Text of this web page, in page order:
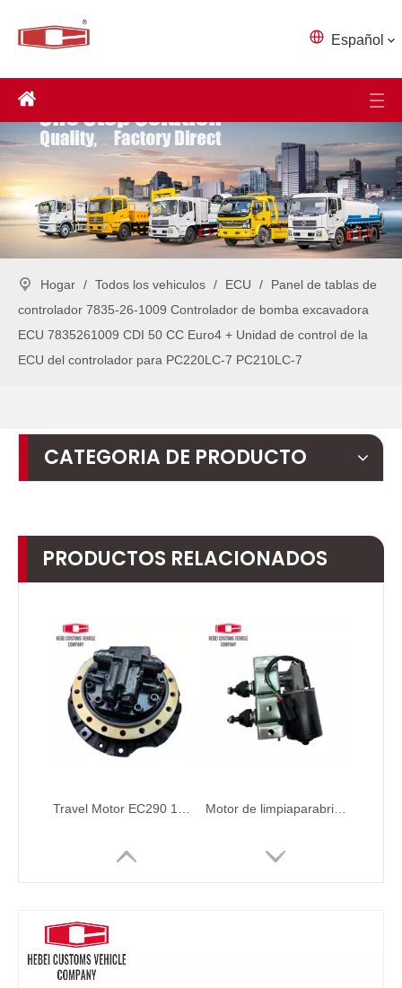
Español
Hogar / Todos los vehiculos / ECU /
Panel de tablas de
controlador 7835-26-1009 Controlador de bomba excavadora
ECU 7835261009 CDI 50 CC Euro4 + Unidad de control de la
ECU del controlador para PC220LC-7 PC210LC-7
CATEGORIA DE PRODUCTO
PRODUCTOS RELACIONADOS